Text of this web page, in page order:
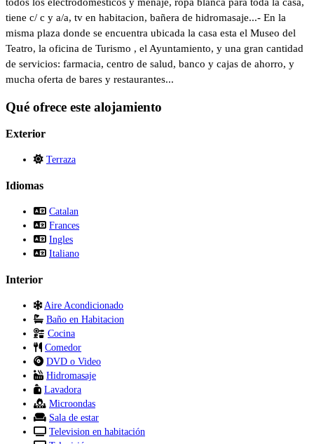
tiene c/ c y a/a, tv en habitacion, bañera de hidromasaje...- En la
misma plaza donde se encuentra ubicada la casa esta el Museo del
Teatro, la oficina de Turismo , el Ayuntamiento, y una gran cantidad
de servicios: farmacia, centro de salud, banco y cajas de ahorro, y
mucha oferta de bares y restaurantes...
Qué ofrece este alojamiento
Exterior
Terraza
Idiomas
Catalan
Frances
Ingles
Italiano
Interior
Aire Acondicionado
Baño en Habitacion
Cocina
Comedor
DVD o Video
Hidromasaje
Lavadora
Microondas
Sala de estar
Television en habitación